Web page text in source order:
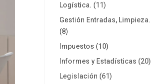
Logística. (11)
Gestión Entradas, Limpieza.
(8)
Impuestos (10)
Informes y Estadísticas (20)
Legislación (61)